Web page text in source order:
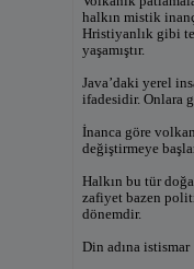
halkın mistik
Hristiyanlık gibi
yaşamıştır.
Java’daki yerel
ifadesidir. Onlara
İnanca göre
değiştirmeye
Halkın bu tür
zafiyet bazen
dönemdir.
Din adına istismar